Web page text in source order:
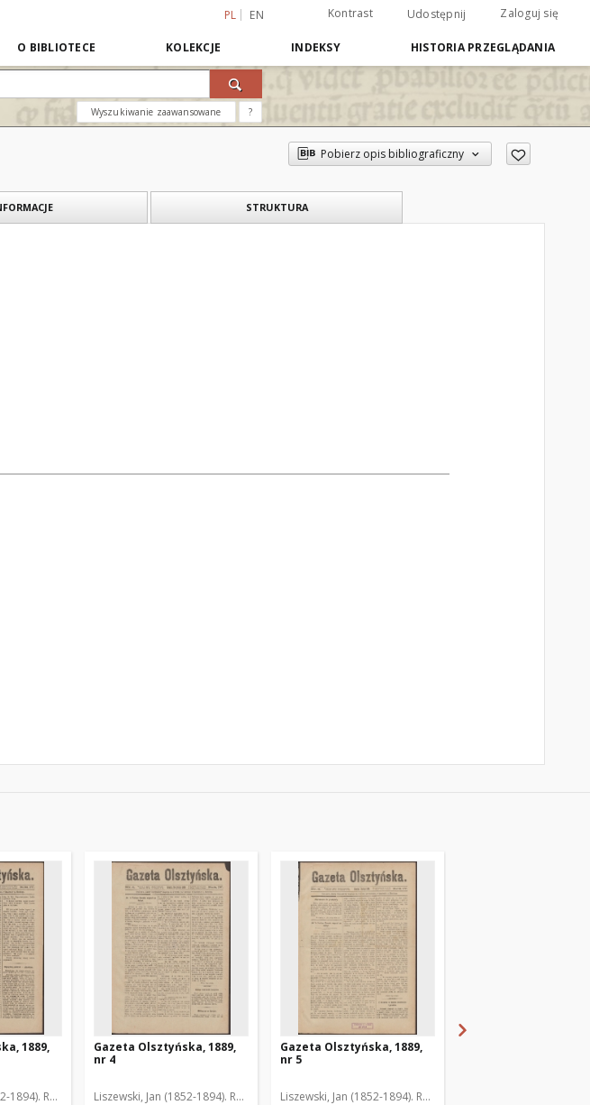
PL EN Kontrast Udostępnij Zaloguj się
O BIBLIOTECE KOLEKCJE INDEKSY HISTORIA PRZEGLĄDANIA
Wyszukiwanie zaawansowane ?
Pobierz opis bibliograficzny
STRUKTURA
1889,
1894). Red.
Gazeta Olsztyńska, 1889,
nr 4
Liszewski, Jan (1852-1894). Red.
Gazeta Olsztyńska, 1889,
nr 5
Liszewski, Jan (1852-1894). Red.